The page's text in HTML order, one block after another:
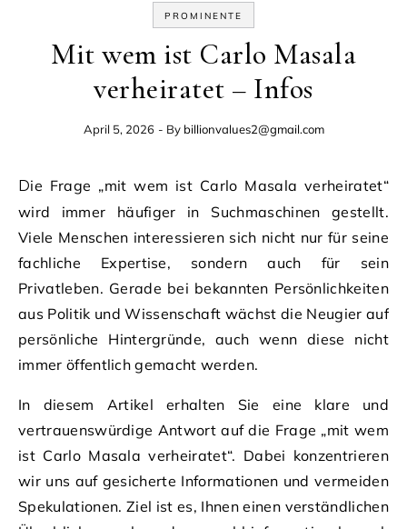
PROMINENTE
Mit wem ist Carlo Masala
verheiratet – Infos
April 5, 2026 - By billionvalues2@gmail.com
Die Frage „mit wem ist Carlo Masala verheiratet“
wird immer häufiger in Suchmaschinen gestellt.
Viele Menschen interessieren sich nicht nur für seine
fachliche Expertise, sondern auch für sein
Privatleben. Gerade bei bekannten Persönlichkeiten
aus Politik und Wissenschaft wächst die Neugier auf
persönliche Hintergründe, auch wenn diese nicht
immer öffentlich gemacht werden.
In diesem Artikel erhalten Sie eine klare und
vertrauenswürdige Antwort auf die Frage „mit wem
ist Carlo Masala verheiratet“. Dabei konzentrieren
wir uns auf gesicherte Informationen und vermeiden
Spekulationen. Ziel ist es, Ihnen einen verständlichen